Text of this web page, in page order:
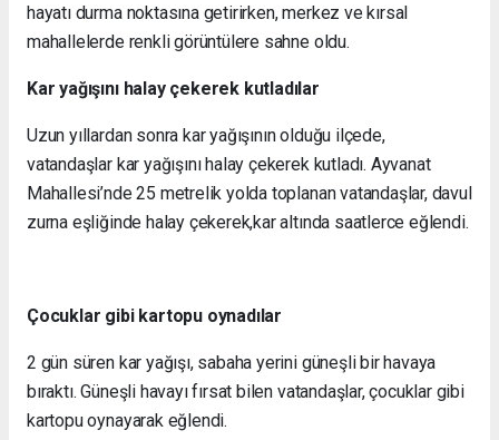
hayatı durma noktasına getirirken, merkez ve kırsal
mahallelerde renkli görüntülere sahne oldu.
Kar yağışını halay çekerek kutladılar
Uzun yıllardan sonra kar yağışının olduğu ilçede,
vatandaşlar kar yağışını halay çekerek kutladı. Ayvanat
Mahallesi’nde 25 metrelik yolda toplanan vatandaşlar, davul
zurna eşliğinde halay çekerek,kar altında saatlerce eğlendi.
Çocuklar gibi kartopu oynadılar
2 gün süren kar yağışı, sabaha yerini güneşli bir havaya
bıraktı. Güneşli havayı fırsat bilen vatandaşlar, çocuklar gibi
kartopu oynayarak eğlendi.